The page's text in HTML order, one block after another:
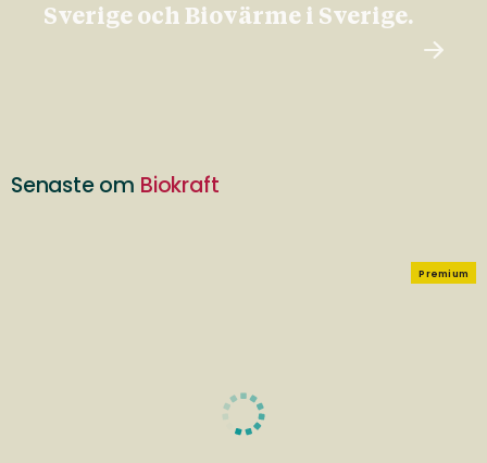
Sverige och Biovärme i Sverige.
Senaste om Biokraft
Premium